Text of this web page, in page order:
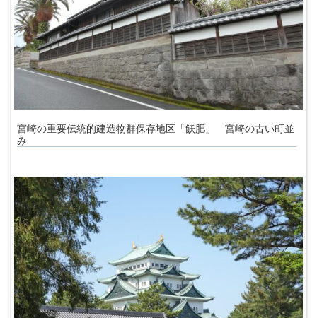
宮崎の重要伝統的建造物群保存地区「飫肥」 宮崎の古い町並
み